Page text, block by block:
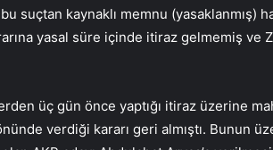
suçtan kaynaklı memnu (yasaklanmış)
yasal süre içinde itiraz gelmemiş ve
üç gün önce yaptığı itiraz üzerine
verdiği kararı geri almıştı. Bunun